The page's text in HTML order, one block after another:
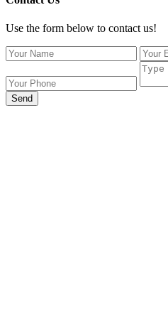
Use the form below to contact us!
Send